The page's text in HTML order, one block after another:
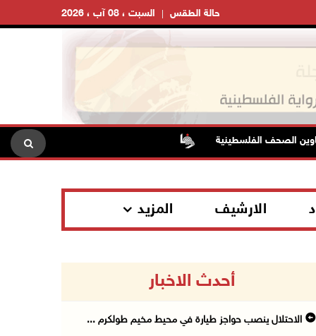
السبت ، 08 آب ، 2026 حالة الطقس
الصحف الفلسطينية ارتفاع أسعار النفط 3 إصابات برصاص الاحتلال شمال خان يونس
الارشيف المزيد
أحدث الاخبار
الاحتلال ينصب حواجز طيارة في محيط مخيم طولكرم ...